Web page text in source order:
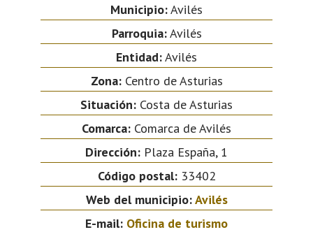
Municipio:Avilés
Parroquia:Avilés
Entidad:Avilés
Zona:Centro de Asturias
Situación: Costa de Asturias
Comarca: Comarca de Avilés
Dirección: Plaza España, 1
Código postal:33402
Web del municipio:Avilés
E-mail: Oficina de turismo